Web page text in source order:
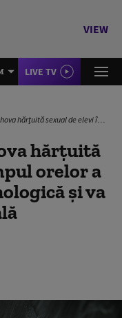
VIEW
LIVE TV
timpul orelor a refuzat testarea psihologică și va preda la aceeași școală
hărțuită
orelor a
și va